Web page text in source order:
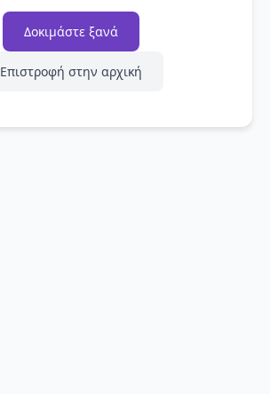
Δοκιμάστε ξανά
Επιστροφή στην αρχική